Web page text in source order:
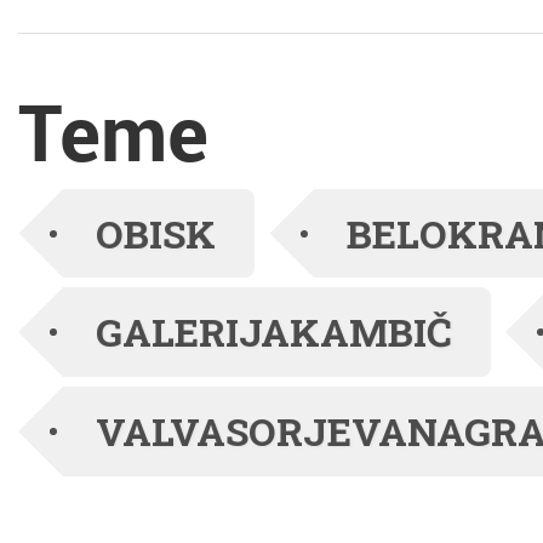
izmed vodij projekta
Blišč in beda
prazgodovinskega
brona: negovska
arheologinja, katere oči
so najdbo med prvimi
uzrle na Pezdirčevi
Teme
OBISK
GALERIJAKAMBIČ